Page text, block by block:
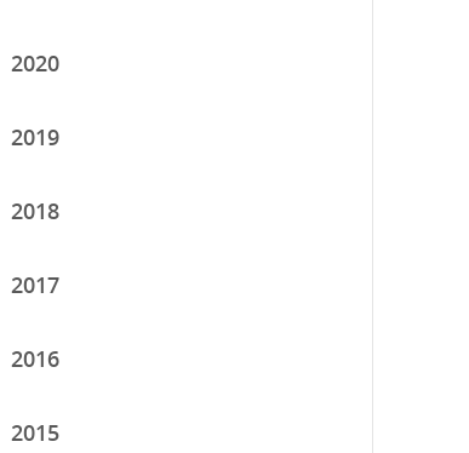
2020
2019
2018
2017
2016
2015